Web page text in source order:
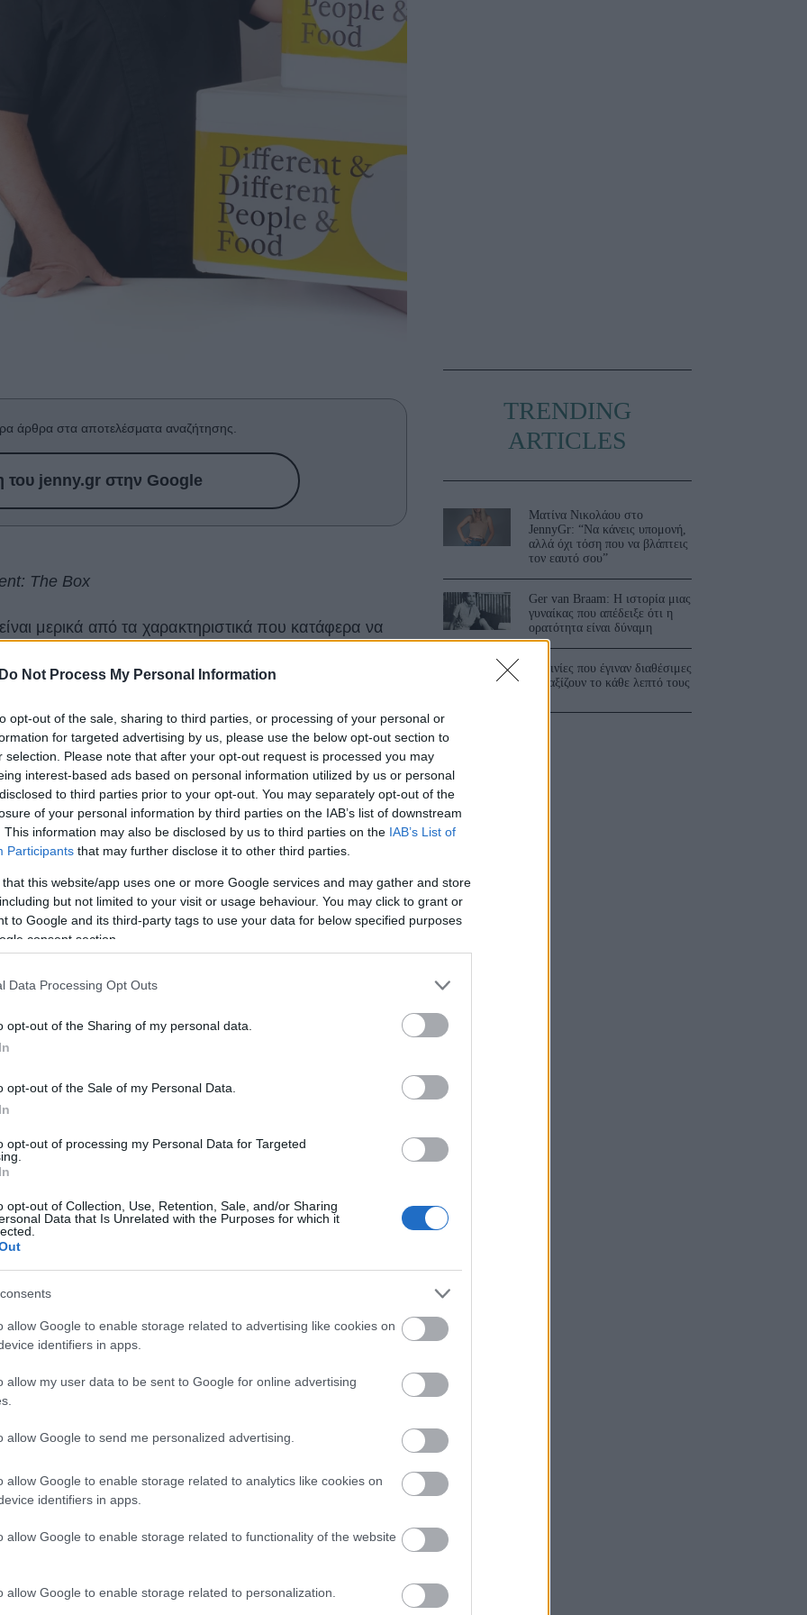
Do Not Process My Personal Information
opt-out of the sale, sharing to third parties, or processing of your personal or
for targeted advertising by us, please use the below opt-out section to
selection. Please note that after your opt-out request is processed you may
interest-based ads based on personal information utilized by us or personal
to third parties prior to your opt-out. You may separately opt-out of the
of your personal information by third parties on the IAB’s list of downstream
This information may also be disclosed by us to third parties on the IAB’s List of
Participants that may further disclose it to other third parties.
that this website/app uses one or more Google services and may gather and store
but not limited to your visit or usage behaviour. You may click to grant or
to Google and its third-party tags to use your data for below specified purposes
consent section.
Data Processing Opt Outs
opt-out of the Sharing of my personal data.
opt-out of the Sale of my Personal Data.
opt-out of processing my Personal Data for Targeted
opt-out of Collection, Use, Retention, Sale, and/or Sharing
Data that Is Unrelated with the Purposes for which it
allow Google to enable storage related to advertising like cookies on
identifiers in apps.
allow my user data to be sent to Google for online advertising
allow Google to send me personalized advertising.
allow Google to enable storage related to analytics like cookies on
identifiers in apps.
allow Google to enable storage related to functionality of the website
allow Google to enable storage related to personalization.
άρθρα στα αποτελέσματα αναζήτησης.
του jenny.gr στην Google
The Box
μερικά από τα χαρακτηριστικά που κατάφερα να
Σαραντοπούλου, μιλώντας της στο τηλέφωνο για τη
της προσωπικότητα δεν αφήνει κανέναν
τολμά στον επιχειρηματικό κόσμο.
είναι ένας πίνακας ζωγραφικής είτε ένα νόστιμο πιάτο
τη μαγειρική την έκαναν να δει τον τομέα catering
την εταιρεία
χρονιά βραβεύτηκε με το “Hellenic Enterpreneurship
υπηρεσιών catering, ενώ το 2018 κατάφερε να
καινοτόμου επιχειρηματικότητας λαμβάνοντας το
της δύο πολύ ενδιαφέρουσες προσωπικότητες,
Βιτάλη Σαραντοπούλου
δραστηριότητας») και τον
Πέσκια
TRENDING
ARTICLES
Ματίνα Νικολάου στο
JennyGr: “Να κάνεις υπομονή,
αλλά όχι τόση που να βλάπτεις
τον εαυτό σου”
Ger van Braam: Η ιστορία μιας
γυναίκας που απέδειξε ότι η
ορατότητα είναι δύναμη
3 ταινίες που έγιναν διαθέσιμες
και αξίζουν το κάθε λεπτό τους